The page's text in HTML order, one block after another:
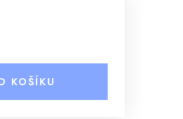
KOŠÍKU